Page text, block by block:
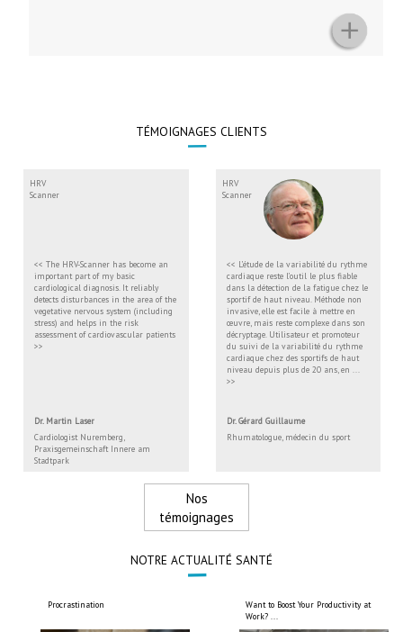
TÉMOIGNAGES CLIENTS
HRV
Scanner
<< The HRV-Scanner has become an
important part of my basic
cardiological diagnosis. It reliably
detects disturbances in the area of the
vegetative nervous system (including
stress) and helps in the risk
assessment of cardiovascular patients
>>
Dr. Martin Laser
Cardiologist Nuremberg,
Praxisgemeinschaft Innere am
Stadtpark
HRV
Scanner
<< L’étude de la variabilité du rythme
cardiaque reste l’outil le plus fiable
dans la détection de la fatigue chez le
sportif de haut niveau. Méthode non
invasive, elle est facile à mettre en
œuvre, mais reste complexe dans son
décryptage. Utilisateur et promoteur
du suivi de la variabilité du rythme
cardiaque chez des sportifs de haut
niveau depuis plus de 20 ans, en ...
>>
Dr. Gérard Guillaume
Rhumatologue, médecin du sport
Nos
témoignages
NOTRE ACTUALITÉ SANTÉ
Procrastination
Want to Boost Your Productivity at
Work? ...